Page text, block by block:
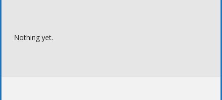
Nothing yet.